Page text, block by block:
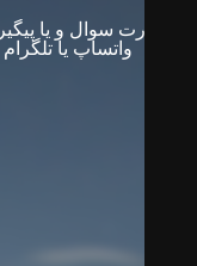
در صورت سوال و یا
واتساپ یا تلگرام به شماره